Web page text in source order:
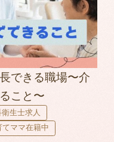
できる職場〜介
こと〜
生士求人
てママ在籍中